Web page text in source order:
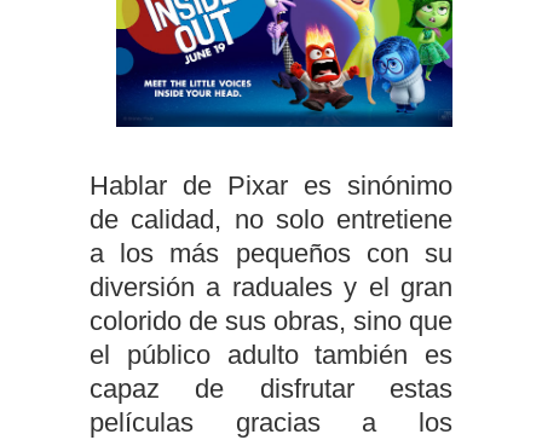
Hablar de Pixar es sinónimo
de calidad, no solo entretiene
a los más pequeños con su
diversión a raduales y el gran
colorido de sus obras, sino que
el público adulto también es
capaz de disfrutar estas
películas gracias a los